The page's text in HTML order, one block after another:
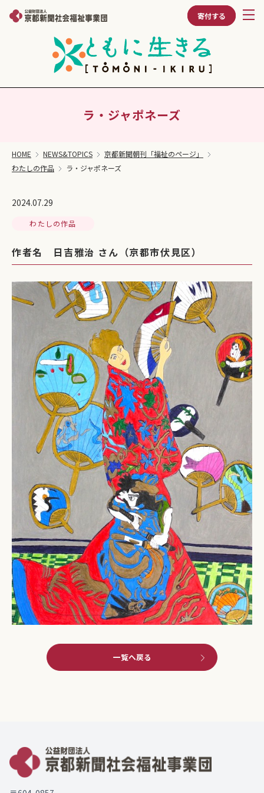
寄付する
ラ・ジャポネーズ
HOME NEWS&TOPICS
京都新聞朝刊「福祉のページ」
わたしの作品
ラ・ジャポネーズ
2024.07.29
わたしの作品
作者名 日吉雅治 さん（京都市伏見区）
一覧へ戻る